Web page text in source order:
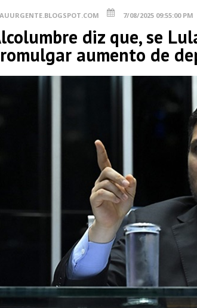
7/08/2025 09:55:00 PM
diz que, se
aumento de